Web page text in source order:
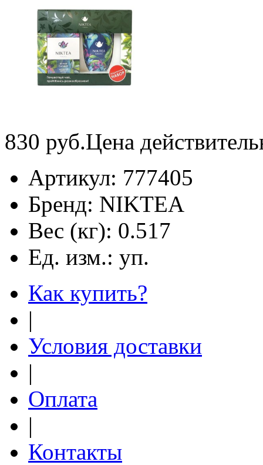
830 руб.Цена
Артикул: 777405
Бренд: NIKTEA
Вес (кг): 0.517
Ед. изм.: уп.
Как купить?
|
Условия доставки
|
Оплата
|
Контакты